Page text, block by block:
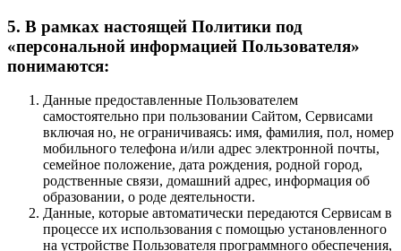
5. В рамках настоящей Политики под
«персональной информацией Пользователя»
понимаются:
Данные предоставленные Пользователем
самостоятельно при пользовании Сайтом, Сервисами
включая но, не ограничиваясь: имя, фамилия, пол, номер
мобильного телефона и/или адрес электронной почты,
семейное положение, дата рождения, родной город,
родственные связи, домашний адрес, информация об
образовании, о роде деятельности.
Данные, которые автоматически передаются Сервисам в
процессе их использования с помощью установленного
на устройстве Пользователя программного обеспечения,